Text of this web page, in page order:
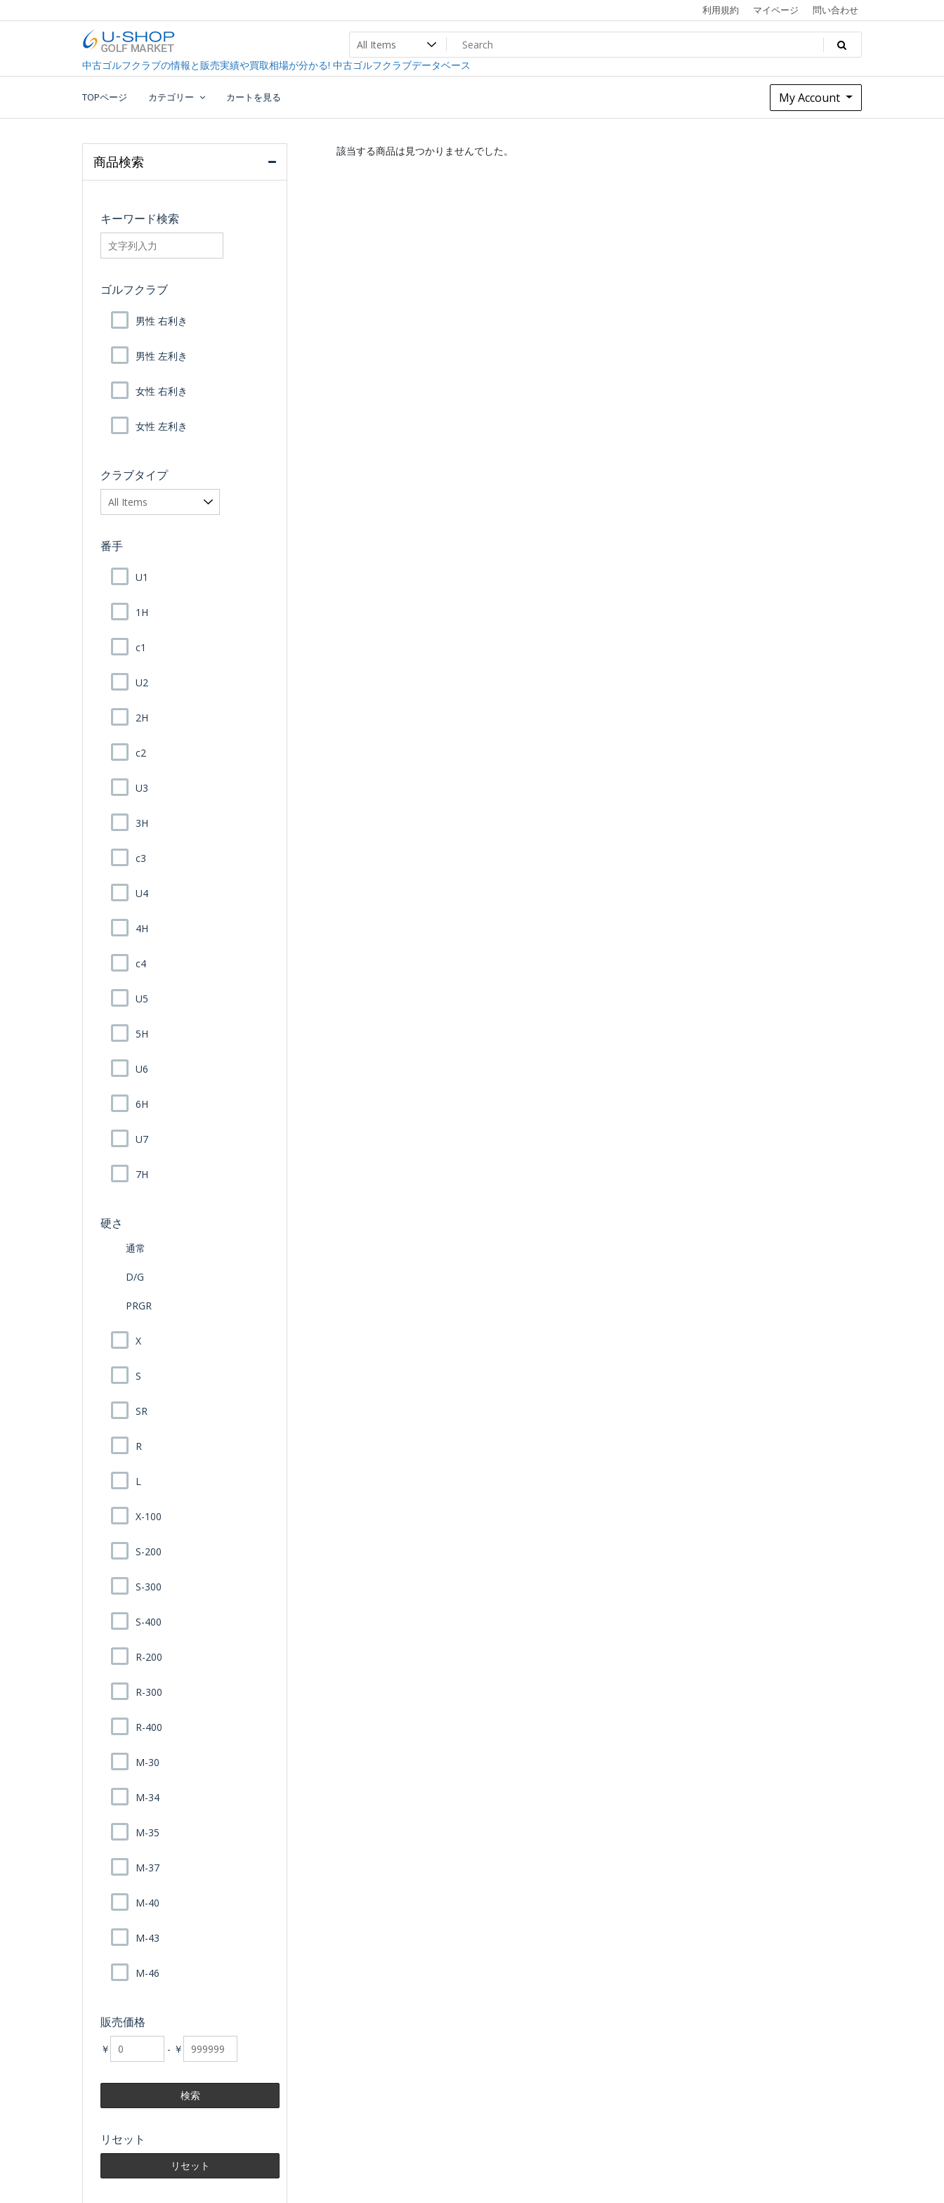
to
利用規約 マイページ 問い合わせ
U-SHOP Golf Market dev
中古ゴルフクラブ最大級！U-SHOPゴルフマーケット
中古ゴルフクラブの情報と販売実績や買取相場が分かる! 中古ゴルフクラブデータベース
TOPページ カテゴリー カートを見る My Account
該当する商品は見つかりませんでした。
商品検索
キーワード検索
searchfilter_pro
ゴルフクラブ
男性 右利き
男性 左利き
女性 右利き
女性 左利き
クラブタイプ
番手
U1
1H
c1
U2
2H
c2
U3
3H
c3
U4
4H
c4
U5
5H
U6
6H
U7
7H
硬さ
通常
D/G
PRGR
X
S
SR
R
L
X-100
S-200
S-300
S-400
R-200
R-300
R-400
M-30
M-34
M-35
M-37
M-40
M-43
M-46
販売価格
￥ - ￥
リセット